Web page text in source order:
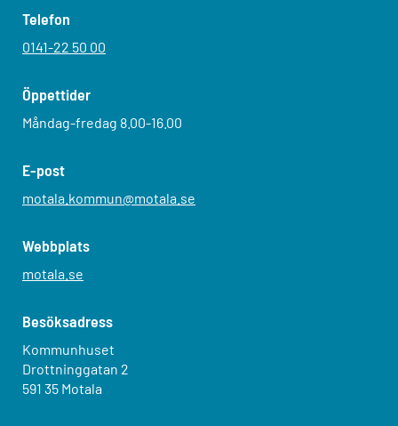
Telefon
0141-22 50 00
E-post
motala.kommun@motala.se
Besöksadress
Kommunhuset
Drottninggatan 2
591 35 Motala
Öppettider
Måndag-fredag 8.00-16.00
Webbplats
motala.se